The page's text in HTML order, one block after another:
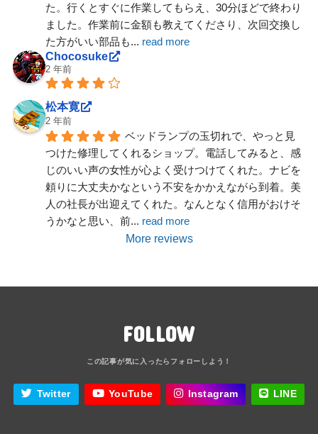
た。行くとすぐに作業してもらえ、30分ほどで終わり
ました。作業前に金額も教えてくださり、次回交換し
た方がいい部品も... read more
Chocosuke
2 年前
松本寛
2 年前
ベッドランプの玉切れで、やっと見
つけた修理してくれるショップ。電話してみると、感
じのいい声の女性が心よく受けつけてくれた。ナビを
頼りに大丈夫かなという不安をかかえながら到着。美
人の社長が出迎えてくれた。なんとなく信用がおけそ
うかなと思い、前... read more
More reviews
FOLLOW
Twitter YouTube Instagram LINE